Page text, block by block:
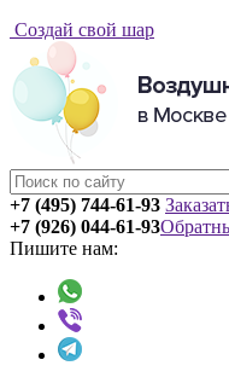
Создай свой шар
+7 (495) 744-61-93
+7 (926) 044-61-93
Пишите нам: